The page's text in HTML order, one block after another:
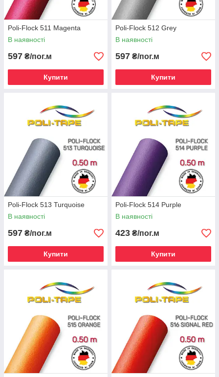
Poli-Flock 511 Magenta
В наявності
597 ₴/пог.м
Купити
Poli-Flock 512 Grey
В наявності
597 ₴/пог.м
Купити
Poli-Flock 513 Turquoise
В наявності
597 ₴/пог.м
Купити
Poli-Flock 514 Purple
В наявності
423 ₴/пог.м
Купити